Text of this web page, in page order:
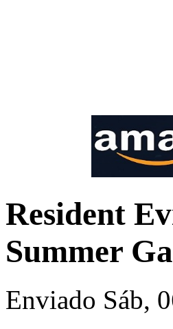
Resident
Summer
Enviado Sáb,